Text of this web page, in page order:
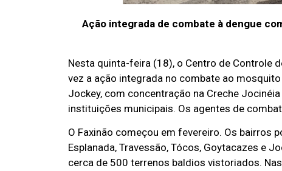
Ação integrada de combate à dengue
Nesta quinta-feira (18), o Centro de Controle
vez a ação integrada no combate ao
Jockey, com concentração na Creche
instituições municipais. Os agentes de
O Faxinão começou em fevereiro. Os bairros
Esplanada, Travessão, Tócos, Goytacazes e
cerca de 500 terrenos baldios vistoriados.